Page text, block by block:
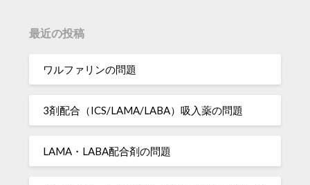
最近の投稿
ワルファリンの問題
3剤配合（ICS/LAMA/LABA）吸入薬の問題
LAMA・LABA配合剤の問題